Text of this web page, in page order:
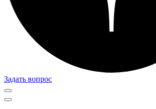
Задать вопрос